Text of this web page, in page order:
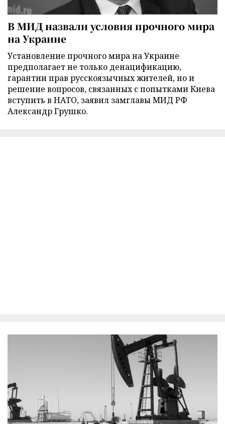
В МИД назвали условия прочного мира
на Украине
Установление прочного мира на Украине
предполагает не только денацификацию,
гарантии прав русскоязычных жителей, но и
решение вопросов, связанных с попытками Киева
вступить в НАТО, заявил замглавы МИД РФ
Александр Грушко.